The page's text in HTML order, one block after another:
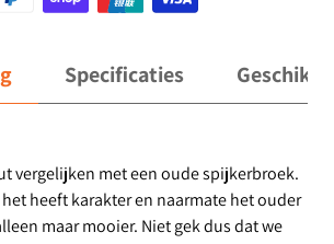
Specificaties Geschikt
vergelijken met een oude spijkerbroek.
heeft karakter en naarmate het ouder
maar mooier. Niet gek dus dat we